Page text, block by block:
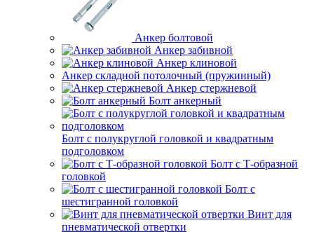
Анкер болтовой
Анкер забивной
Анкер клиновой
Анкер складной потолочный (пружинный)
Анкер стержневой
Болт анкерный
Болт с полукруглой головкой и квадратным
подголовком
Болт с Т-образной
головкой
Болт с
шестигранной головкой
Винт для
пневматической отвертки